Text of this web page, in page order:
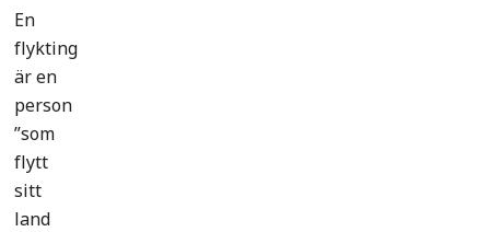
En
flykting
är en
person
”som
flytt
sitt
land